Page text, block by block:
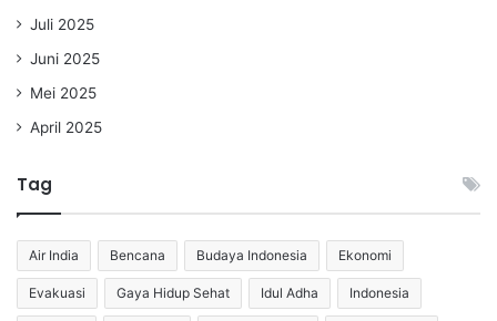
Juli 2025
Juni 2025
Mei 2025
April 2025
Tag
Air India Bencana Budaya Indonesia Ekonomi
Evakuasi Gaya Hidup Sehat Idul Adha Indonesia